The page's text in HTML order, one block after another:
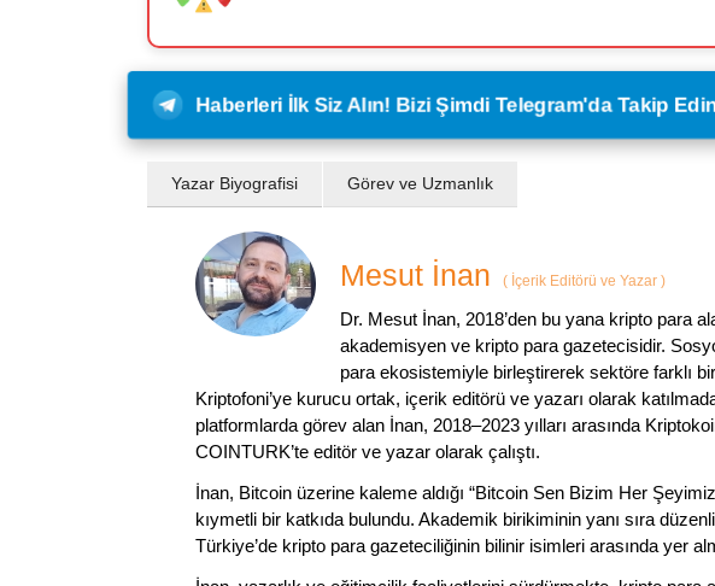
Haberleri İlk Siz Alın! Bizi Şimdi Telegram'da Takip
Yazar Biyografisi Görev ve Uzmanlık
Mesut İnan ( İçerik Editörü ve Yazar )
Dr. Mesut İnan, 2018’den bu yana kripto para
akademisyen ve kripto para gazetecisidir.
para ekosistemiyle birleştirerek sektöre farklı
Kriptofoni’ye kurucu ortak, içerik editörü ve yazarı olarak
platformlarda görev alan İnan, 2018–2023 yılları arasında
COINTURK’te editör ve yazar olarak çalıştı.
İnan, Bitcoin üzerine kaleme aldığı “Bitcoin Sen Bizim Her
kıymetli bir katkıda bulundu. Akademik birikiminin yanı sıra
Türkiye’de kripto para gazeteciliğinin bilinir isimleri arasında yer